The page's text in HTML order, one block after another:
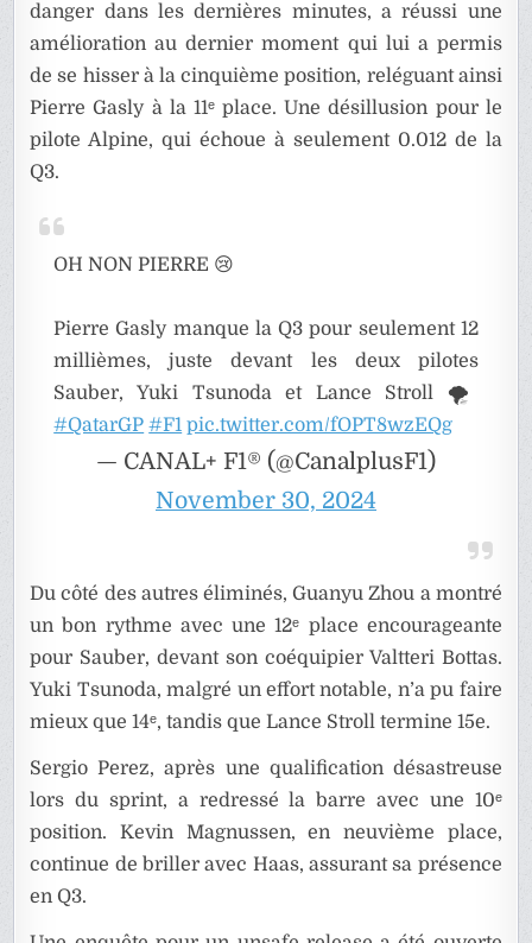
danger dans les dernières minutes, a réussi une
amélioration au dernier moment qui lui a permis
de se hisser à la cinquième position, reléguant ainsi
Pierre Gasly à la 11ᵉ place. Une désillusion pour le
pilote Alpine, qui échoue à seulement 0.012 de la
Q3.
OH NON PIERRE 😢
Pierre Gasly manque la Q3 pour seulement 12
millièmes, juste devant les deux pilotes
Sauber, Yuki Tsunoda et Lance Stroll 🌪️
#QatarGP #F1 pic.twitter.com/fOPT8wzEQg
— CANAL+ F1® (@CanalplusF1)
November 30, 2024
Du côté des autres éliminés, Guanyu Zhou a montré
un bon rythme avec une 12ᵉ place encourageante
pour Sauber, devant son coéquipier Valtteri Bottas.
Yuki Tsunoda, malgré un effort notable, n’a pu faire
mieux que 14ᵉ, tandis que Lance Stroll termine 15e.
Sergio Perez, après une qualification désastreuse
lors du sprint, a redressé la barre avec une 10ᵉ
position. Kevin Magnussen, en neuvième place,
continue de briller avec Haas, assurant sa présence
en Q3.